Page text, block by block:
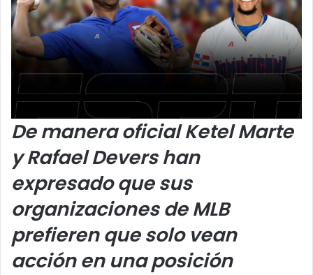
De manera oficial Ketel Marte
y Rafael Devers han
expresado que sus
organizaciones de MLB
prefieren que solo vean
acción en una posición